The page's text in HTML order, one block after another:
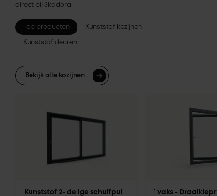
direct bij Skodora.
Top producten Kunststof kozijnen
Kunststof deuren
Bekijk alle kozijnen
Kunststof 2- delige schuifpui 1 vaks -